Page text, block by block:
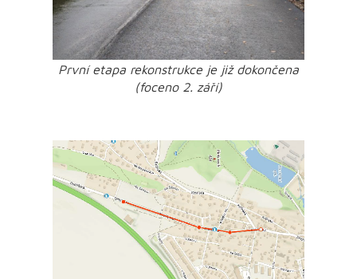
První etapa rekonstrukce je již dokončena
(foceno 2. září)